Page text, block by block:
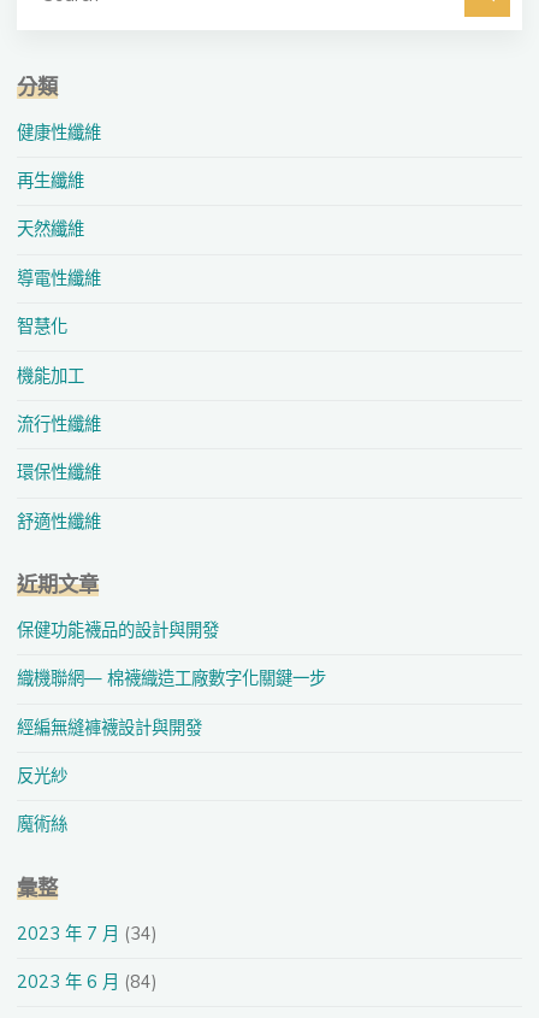
分類
健康性纖維
再生纖維
天然纖維
導電性纖維
智慧化
機能加工
流行性纖維
環保性纖維
舒適性纖維
近期文章
保健功能襪品的設計與開發
織機聯網— 棉襪織造工廠數字化關鍵一步
經編無縫褲襪設計與開發
反光紗
魔術絲
彙整
2023 年 7 月 (34)
2023 年 6 月 (84)